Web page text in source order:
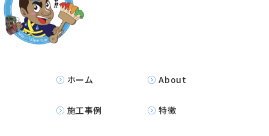
ホーム About
施工事例 特徴